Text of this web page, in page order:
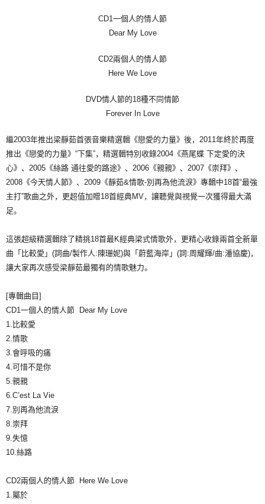
海外地區配送 查看运费
CD1一個人的情人節
Dear My Love
CD2兩個人的情人節
Here We Love
DVD情人節的18種不同情節
Forever In Love
繼2003年推出梁靜茹首張音樂精選輯《戀愛的力量》後，2011年終於再度
推出《戀愛的力量》“下集”，精選輯特別收錄2004《燕尾蝶 下定愛的決
心》、2005《絲路 通往愛的路途》、2006《親親》、2007《崇拜》、
2008《今天情人節》、2009《靜茹&情歌-別再為他流淚》專輯中18首“最強
主打”歌曲之外，更超值加贈18首經典MV，讓聽覺與視覺一次獲得最大滿
足。
這張超級精選輯除了精挑18首最K經典梁式情歌外，更精心收錄兩首全新單
曲「比較愛」(詞曲/製作人:陳珊妮)與「蔚藍海岸」(詞:周耀輝/曲:潘協慶)，
讓大家再次感受梁靜茹最獨有的情歌魅力。
[專輯曲目]
CD1一個人的情人節 Dear My Love
1.比較愛
2.情歌
3.會呼吸的痛
4.可惜不是你
5.親親
6.C’est La Vie
7.別再為他流淚
8.崇拜
9.失憶
10.絲路
CD2兩個人的情人節 Here We Love
1.屬於